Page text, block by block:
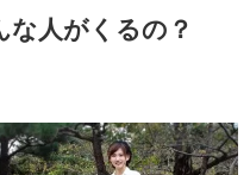
な人がくるの？